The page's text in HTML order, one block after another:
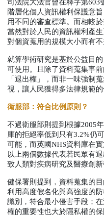
司法院大法官曾在釋字第603
階層化個人資訊權利保護意
用不同的審查標準。而相較
當然對於人民的資訊權利產
對個資蒐用的規模大小而有不
就算學術研究是基於公益目
可使用。且除了資料蒐集事
「退出權」，而非一味強制
視，讓人民獲得多法律規範的
衛服部：符合比例原則？
不過衛服部則提到根據2005
庫的拒絕率低到只有3.2%仍
可能，而英國NHS資料庫在
以上兩個數據代表若民眾有
致人類對疾病研究及醫療創新
健保署則提到，資料蒐集的
利用高度假名化與高強度的
識別，符合最小侵害手段；
權的重要性也大於隱私權的